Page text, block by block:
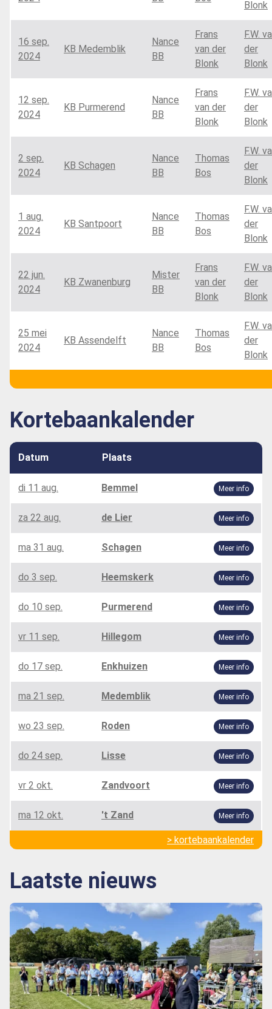
Blonk
16 sep.
2024
KB Medemblik
Nance
BB
Frans
van der
Blonk
F.W.
der
Blonk
12 sep.
2024
KB Purmerend
Nance
BB
Frans
van der
Blonk
F.W.
der
Blonk
2 sep.
2024
KB Schagen
Nance
BB
Thomas
Bos
F.W.
der
Blonk
1 aug.
2024
KB Santpoort
Nance
BB
Thomas
Bos
F.W.
der
Blonk
22 jun.
2024
KB Zwanenburg
Mister
BB
Frans
van der
Blonk
F.W.
der
Blonk
25 mei
2024
KB Assendelft
Nance
BB
Thomas
Bos
F.W.
der
Blonk
Kortebaankalender
Datum Plaats
di 11 aug. Bemmel Meer info
za 22 aug. de Lier Meer info
ma 31 aug. Schagen Meer info
do 3 sep. Heemskerk Meer info
do 10 sep. Purmerend Meer info
vr 11 sep. Hillegom Meer info
do 17 sep. Enkhuizen Meer info
ma 21 sep. Medemblik Meer info
wo 23 sep. Roden Meer info
do 24 sep. Lisse Meer info
vr 2 okt. Zandvoort Meer info
ma 12 okt. 't Zand Meer info
> kortebaankalender
Laatste nieuws